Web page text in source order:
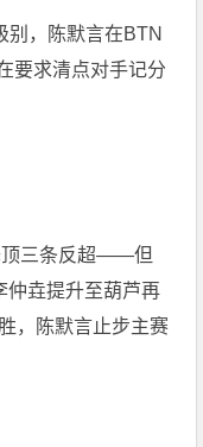
别，陈默言在BTN
要求清点对手记分
顶三条反超——但
仲垚提升至葫芦再
，陈默言止步主赛